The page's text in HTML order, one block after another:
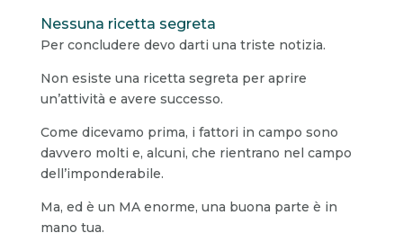
Nessuna ricetta segreta
Per concludere devo darti una triste notizia.
Non esiste una ricetta segreta per aprire
un’attività e avere successo.
Come dicevamo prima, i fattori in campo sono
davvero molti e, alcuni, che rientrano nel campo
dell’imponderabile.
Ma, ed è un MA enorme, una buona parte è in
mano tua.